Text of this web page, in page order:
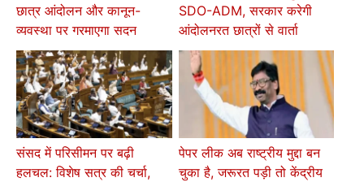
छात्र आंदोलन और कानून-
व्यवस्था पर गरमाएगा सदन
SDO-ADM, सरकार करेगी
आंदोलनरत छात्रों से वार्ता
संसद में परिसीमन पर बढ़ी
हलचल: विशेष सत्र की चर्चा,
पेपर लीक अब राष्ट्रीय मुद्दा बन
चुका है, जरूरत पड़ी तो केंद्रीय